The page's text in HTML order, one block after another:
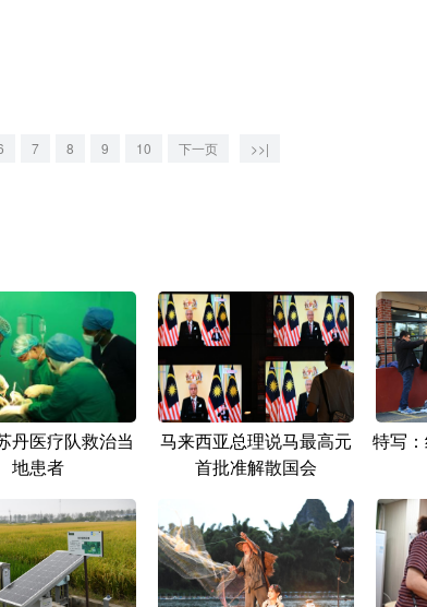
7 8 9 10 下一页 >>|
丹医疗队救治当
地患者
马来西亚总理说马最高元
首批准解散国会
特写